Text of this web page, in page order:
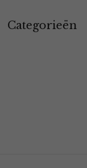
Categorieën